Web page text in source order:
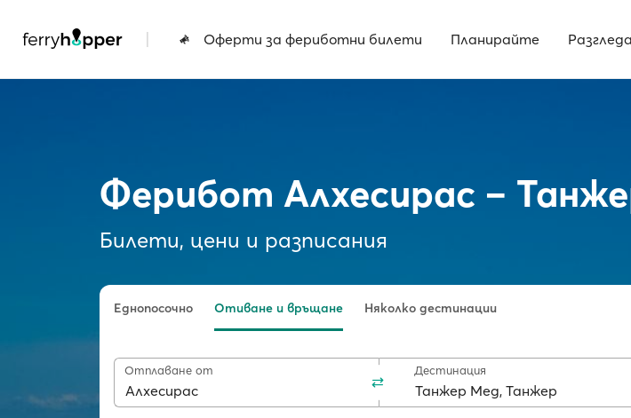
| Оферти за фериботни билети Планирайте
Ферибот Алхесирас –
Билети, цени и разписания
Еднопосочно Отиване и връщане Няколко дестинации
Отплаване от Дестинация